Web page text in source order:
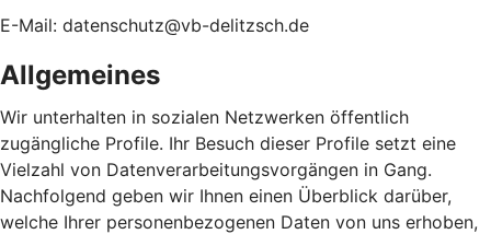
E-Mail: datenschutz@vb-delitzsch.de
Allgemeines
Wir unterhalten in sozialen Netzwerken öffentlich
zugängliche Profile. Ihr Besuch dieser Profile setzt eine
Vielzahl von Datenverarbeitungsvorgängen in Gang.
Nachfolgend geben wir Ihnen einen Überblick darüber,
welche Ihrer personenbezogenen Daten von uns erhoben,